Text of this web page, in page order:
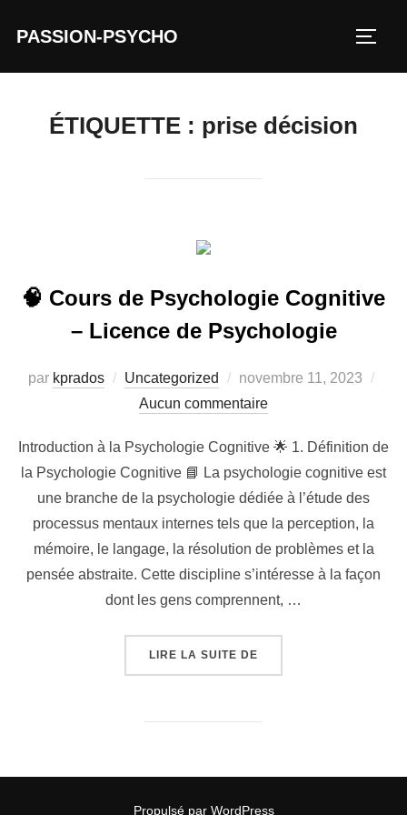
PASSION-PSYCHO
ÉTIQUETTE : prise décision
🧠 Cours de Psychologie Cognitive
– Licence de Psychologie
par kprados Uncategorized
Publié
le
novembre 11, 2023
Aucun commentaire
Introduction à la Psychologie Cognitive 🌟 1. Définition de
la Psychologie Cognitive 📘 La psychologie cognitive est
une branche de la psychologie dédiée à l’étude des
processus mentaux internes tels que la perception, la
mémoire, le langage, la résolution de problèmes et la
pensée abstraite. Cette discipline s’intéresse à la façon
dont les gens comprennent, …
LIRE LA SUITE DE
Propulsé par WordPress